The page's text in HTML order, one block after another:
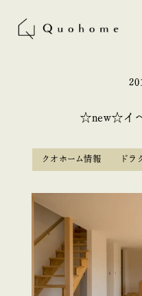
☆new☆イ
クオホーム情報 ドラ